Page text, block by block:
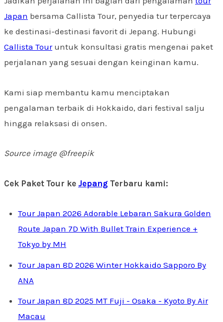
Japan bersama Callista Tour, penyedia tur terpercaya
ke destinasi-destinasi favorit di Jepang. Hubungi
Callista Touruntuk konsultasi gratis mengenai paket
perjalanan yang sesuai dengan keinginan kamu.
Kami siap membantu kamu menciptakan
pengalaman terbaik di Hokkaido, dari festival salju
hingga relaksasi di onsen.
Source image @freepik
Cek Paket Tour ke Jepang Terbaru kami:
Tour Japan 2026 Adorable Lebaran Sakura Golden
Route Japan 7D With Bullet Train Experience +
Tokyo by MH
Tour Japan 8D 2026 Winter Hokkaido Sapporo By
ANA
Tour Japan 8D 2025 MT Fuji - Osaka - Kyoto By Air
Macau